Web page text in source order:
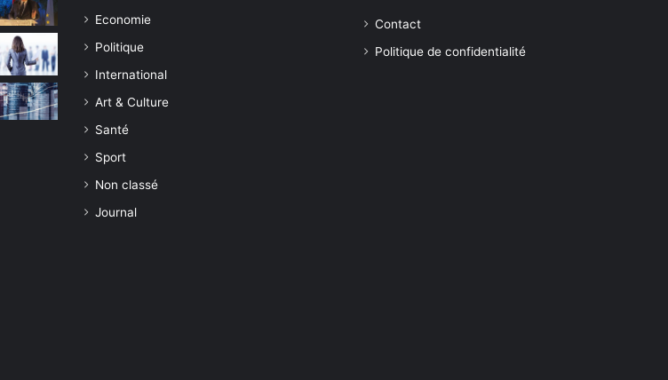
Economie
Politique
International
Art & Culture
Santé
Sport
Non classé
Journal
Contact
Politique de confidentialité